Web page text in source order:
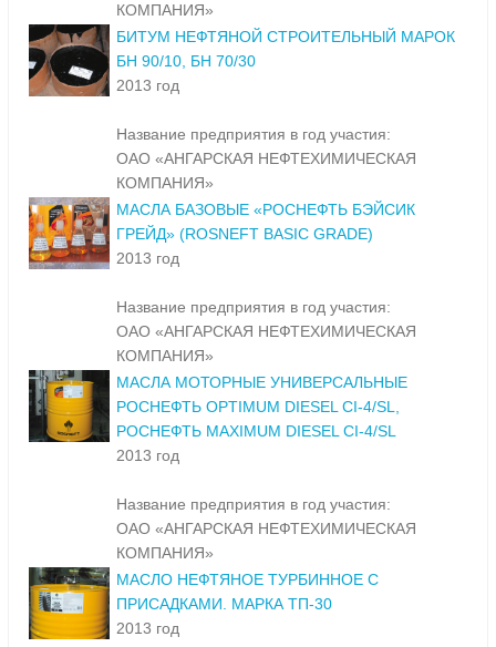
КОМПАНИЯ»
БИТУМ НЕФТЯНОЙ СТРОИТЕЛЬНЫЙ МАРОК
БН 90/10, БН 70/30
2013 год
Название предприятия в год участия:
ОАО «АНГАРСКАЯ НЕФТЕХИМИЧЕСКАЯ
КОМПАНИЯ»
МАСЛА БАЗОВЫЕ «РОСНЕФТЬ БЭЙСИК
ГРЕЙД» (ROSNEFT BASIC GRADE)
2013 год
Название предприятия в год участия:
ОАО «АНГАРСКАЯ НЕФТЕХИМИЧЕСКАЯ
КОМПАНИЯ»
МАСЛА МОТОРНЫЕ УНИВЕРСАЛЬНЫЕ
РОСНЕФТЬ OPTIMUM DIESEL CI-4/SL,
РОСНЕФТЬ MAXIMUM DIESEL CI-4/SL
2013 год
Название предприятия в год участия:
ОАО «АНГАРСКАЯ НЕФТЕХИМИЧЕСКАЯ
КОМПАНИЯ»
МАСЛО НЕФТЯНОЕ ТУРБИННОЕ С
ПРИСАДКАМИ. МАРКА ТП-30
2013 год